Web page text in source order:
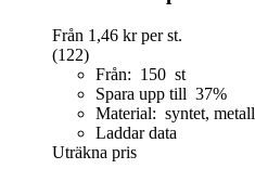
Från 1,46 krper st.
(122)
Från: 150 st
Spara upp till 37%
Material: syntet, metall
Laddar data
Uträkna pris